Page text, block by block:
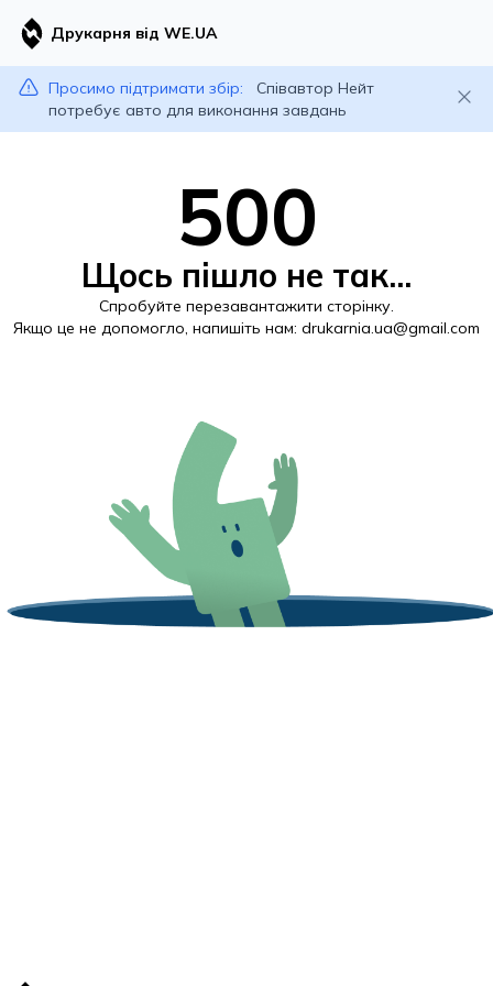
Друкарня від WE.UA
Просимо підтримати збір:
Співавтор Нейт
потребує авто для виконання завдань
500
Щось пішло не так...
Спробуйте перезавантажити сторінку.
Якщо це не допомогло, напишіть нам: drukarnia.ua@gmail.com